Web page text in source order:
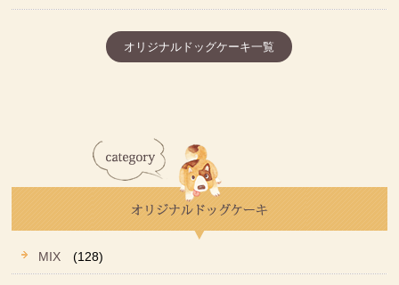
オリジナルドッグケーキ一覧
MIX (128)